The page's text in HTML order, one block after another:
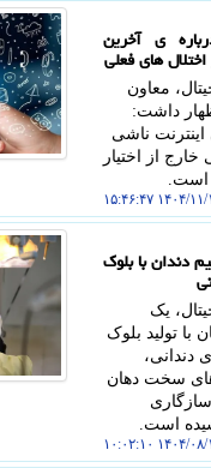
ی آخرین
های فعلی
معاون
داشت:
اینترنت ناشی
از اختیار
است.
۱۱/۱۵ ۱۵:۴۶:۴۷
دندان با بلوک
یک
با تولید بلوک
دندانی،
سخت دهان
سازگاری
است.
۰۸/۱۷ ۱۰:۰۲:۱۰